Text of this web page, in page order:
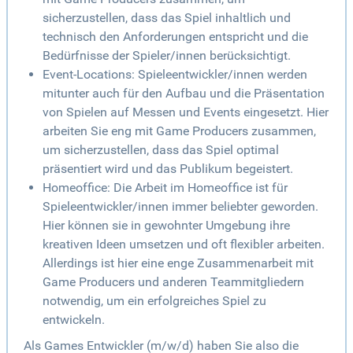
sicherzustellen, dass das Spiel inhaltlich und
technisch den Anforderungen entspricht und die
Bedürfnisse der Spieler/innen berücksichtigt.
Event-Locations: Spieleentwickler/innen werden
mitunter auch für den Aufbau und die Präsentation
von Spielen auf Messen und Events eingesetzt. Hier
arbeiten Sie eng mit Game Producers zusammen,
um sicherzustellen, dass das Spiel optimal
präsentiert wird und das Publikum begeistert.
Homeoffice: Die Arbeit im Homeoffice ist für
Spieleentwickler/innen immer beliebter geworden.
Hier können sie in gewohnter Umgebung ihre
kreativen Ideen umsetzen und oft flexibler arbeiten.
Allerdings ist hier eine enge Zusammenarbeit mit
Game Producers und anderen Teammitgliedern
notwendig, um ein erfolgreiches Spiel zu
entwickeln.
Als Games Entwickler (m/w/d) haben Sie also die